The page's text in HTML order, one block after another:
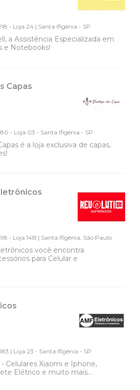
- Loja 24 | Santa Ifigênia - SP
a Assistência Especializada em
e Notebooks!
Capas
- Loja 03 - Santa Ifigênia - SP
é a loja exclusiva de capas,
- Loja 14B | Santa Ifigênia, São Paulo
você encontra
para Celular e
| Loja 23 - Santa Ifigênia - SP
Celulares Xiaomi e Iphone,
Elétrico e muito mais...